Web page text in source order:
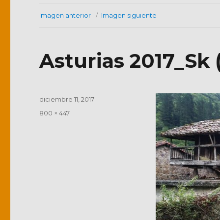
Imagen anterior Imagen siguiente
Asturias 2017_Sk
Publicado
diciembre 11, 2017
Tamaño
800 × 447